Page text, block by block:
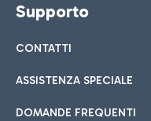
Supporto
CONTATTI
ASSISTENZA SPECIALE
DOMANDE FREQUENTI